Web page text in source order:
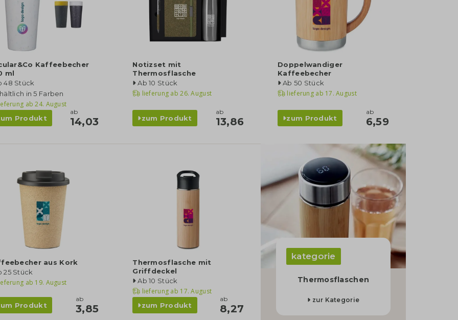
Kaffeebecher
ml
48 Stück
in 5 Farben
ab 24. August
Produkt
ab
14,03
Notizset mit
Thermosflasche
Ab 10 Stück
lieferung ab 26. August
zum Produkt
ab
13,86
Doppelwandiger
Kaffeebecher
Ab 50 Stück
lieferung ab 17. August
zum Produkt
ab
6,59
aus Kork
25 Stück
ab 19. August
Produkt
ab
3,85
Thermosflasche mit
Griffdeckel
Ab 10 Stück
lieferung ab 17. August
zum Produkt
ab
8,27
kategorie
Thermosflaschen
zur Kategorie